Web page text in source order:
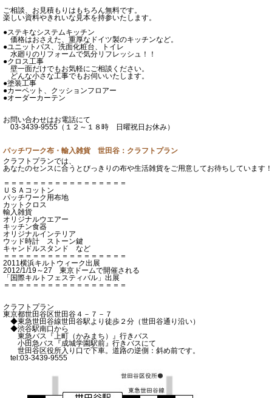
ご相談、お見積もりはもちろん無料です。
楽しい資料やきれいな見本を持参いたします。
●ステキなシステムキッチン
価格はおさえた、重厚なドイツ製のキッチンなど。
●ユニットバス、洗面化粧台、トイレ
水廻りのリフォームで気分リフレッシュ！！
●クロス工事
壁一面だけでもお気軽にご相談ください。
どんな小さな工事でもお伺いいたします。
●塗装工事
●カーペット、クッションフロアー
●オーダーカーテン
お問い合わせはお電話にて
03-3439-9555（１２～１８時 日曜祝日お休み）
パッチワーク布・輸入雑貨 世田谷：クラフトプラン
クラフトプランでは、
あなたのセンスに合うとびっきりの布や生活雑貨をご用意してお待ちしています！
＝＝＝＝＝＝＝＝＝＝＝＝＝＝＝＝＝
ＵＳＡコットン
パッチワーク用布地
カットクロス
輸入雑貨
オリジナルウエアー
キッチン食器
オリジナルインテリア
ウッド時計 ストーン鍵
キャンドルスタンド など
＝＝＝＝＝＝＝＝＝＝＝＝＝＝＝＝＝
2011横浜キルトウィーク出展
2012/1/19～27 東京ドームで開催される
「国際キルトフェスティバル」出展
＝＝＝＝＝＝＝＝＝＝＝＝＝＝＝＝＝
クラフトプラン
東京都世田谷区世田谷４－７－７
◆東急世田谷線世田谷駅より徒歩２分（世田谷通り沿い）
◆渋谷駅南口から
東急バス『上町（かみまち）』行きバス
小田急バス『成城学園駅前』行きバスにて
世田谷区役所入り口で下車。道路の逆側：斜め前です。
tel:03-3439-9555